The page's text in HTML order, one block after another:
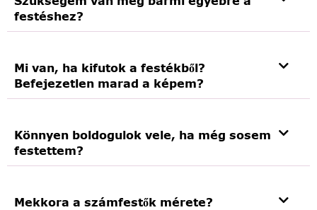
festéshez?
Mi van, ha kifutok a festékből?
Befejezetlen marad a képem?
Könnyen boldogulok vele, ha még sosem
festettem?
Mekkora a számfestők mérete?